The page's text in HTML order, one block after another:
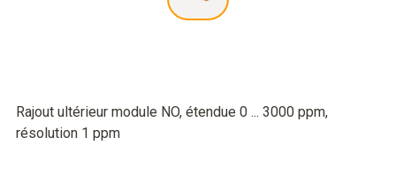
Rajout ultérieur module NO, étendue 0 ... 3000 ppm,
résolution 1 ppm